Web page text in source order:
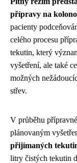
přípravy na
pacienty
celého procesu
tekutin, který
vyšetření, ale také
možných
střev.
V průběhu
plánovaným
přijímaných
litry čistých tekutin